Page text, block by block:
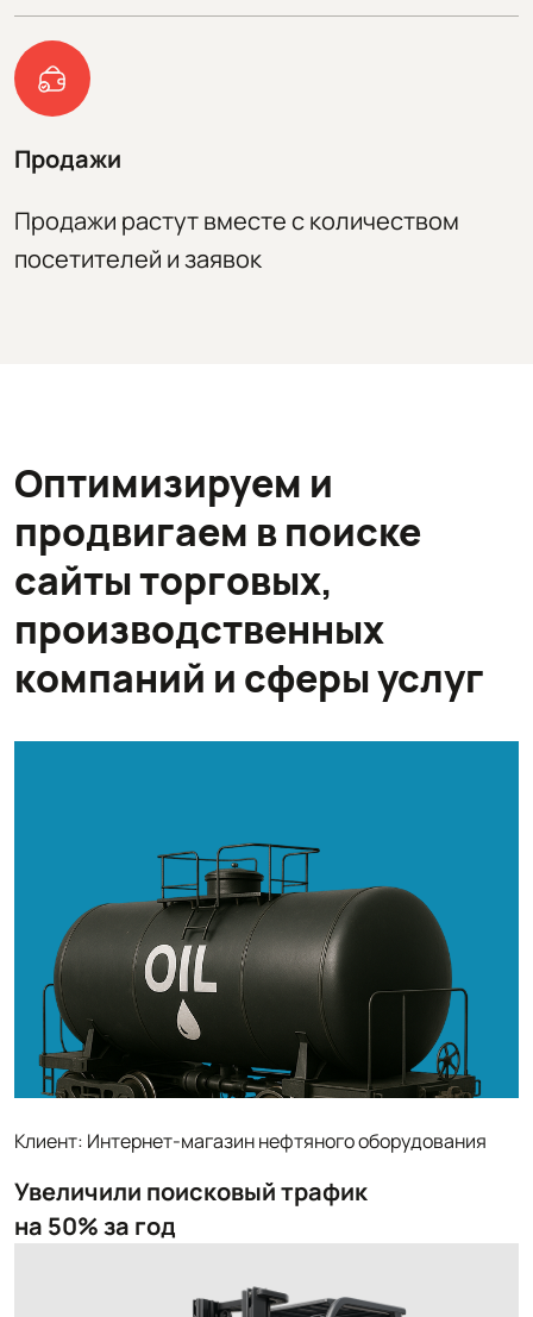
Продажи
Продажи растут вместе с количеством
посетителей и заявок
Оптимизируем и
продвигаем в поиске
сайты торговых,
производственных
компаний и сферы услуг
Клиент: Интернет-магазин нефтяного оборудования
Увеличили поисковый трафик
на 50% за год